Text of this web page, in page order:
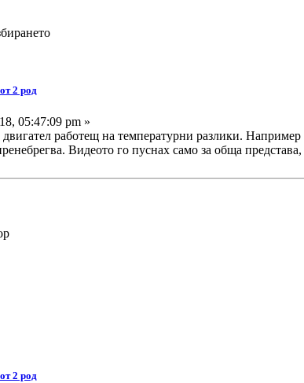
2 род
05:47:09 pm »
работещ на температурни разлики.
Видеото го пуснах само за обща
2 род